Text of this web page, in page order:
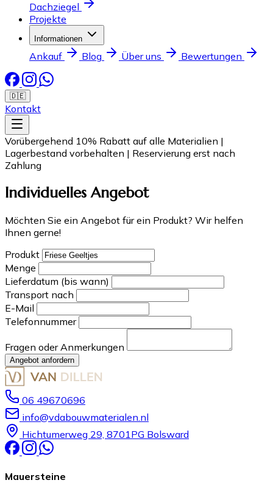
Dachziegel
Projekte
Informationen
Ankauf Blog Über uns Bewertungen
🇩🇪
Kontakt
Vorübergehend 10% Rabatt auf alle Materialien |
Lagerbestand vorbehalten | Reservierung erst nach
Zahlung
Individuelles Angebot
Möchten Sie ein Angebot für ein Produkt? Wir helfen
Ihnen gerne!
Produkt
Menge
Lieferdatum (bis wann)
Transport nach
E-Mail
Telefonnummer
Fragen oder Anmerkungen
Angebot anfordern
06 49670696
info@vdabouwmaterialen.nl
Hichtumerweg 29, 8701PG Bolsward
Mauersteine